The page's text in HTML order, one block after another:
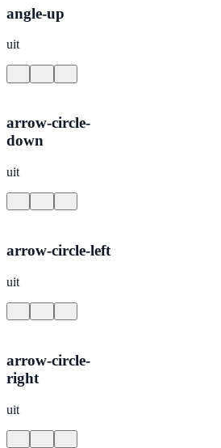
angle-up
uit
arrow-circle-
down
uit
arrow-circle-left
uit
arrow-circle-
right
uit